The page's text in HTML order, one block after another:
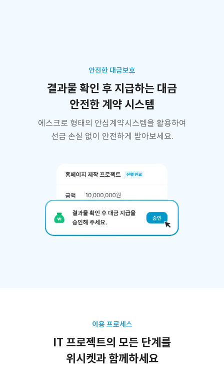
안전한 대금보호
결과물 확인 후 지급하는 대금
안전한 계약 시스템
에스크로 형태의 안심계약시스템을 활용하여
선금 손실 없이 안전하게 받아보세요.
이용 프로세스
IT 프로젝트의 모든 단계를
위시켓과 함께하세요